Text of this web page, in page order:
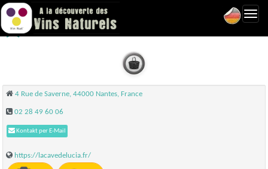
La Cave de Lucia - Nantes
4 Rue de Saverne, 44000 Nantes, France
02 28 49 60 06
Kontakt per E-Mail
https://lacavedelucia.fr/